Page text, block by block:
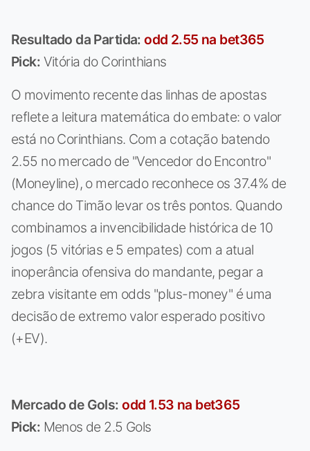
Resultado da Partida: odd 2.55 na bet365
Pick: Vitória do Corinthians
O movimento recente das linhas de apostas
reflete a leitura matemática do embate: o valor
está no Corinthians. Com a cotação batendo
2.55 no mercado de "Vencedor do Encontro"
(Moneyline), o mercado reconhece os 37.4% de
chance do Timão levar os três pontos. Quando
combinamos a invencibilidade histórica de 10
jogos (5 vitórias e 5 empates) com a atual
inoperância ofensiva do mandante, pegar a
zebra visitante em odds "plus-money" é uma
decisão de extremo valor esperado positivo
(+EV).
Mercado de Gols: odd 1.53 na bet365
Pick: Menos de 2.5 Gols